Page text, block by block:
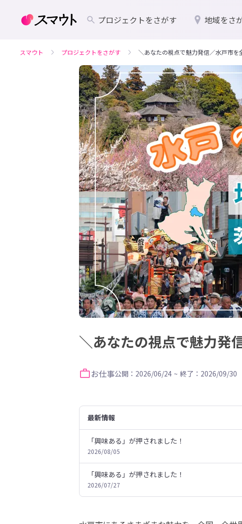
プロジェクトをさがす 地域をさ
スマウト プロジェクトをさがす ＼あなたの視点で魅力発信／水戸市を
＼あなたの視点で魅力発
お仕事公開：2026/06/24 ~ 終了：2026/09/30
最新情報
「興味ある」が押されました！
2026/08/05
「興味ある」が押されました！
2026/07/27